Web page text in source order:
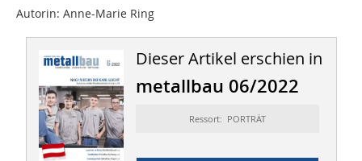
Autorin: Anne-Marie Ring
Dieser Artikel erschien in
metallbau 06/2022
Ressort: PORTRÄT